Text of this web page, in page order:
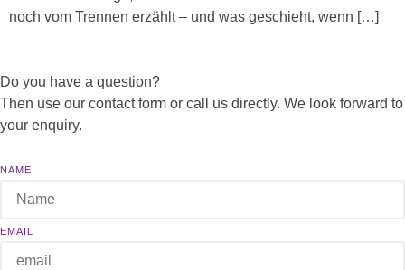
noch vom Trennen erzählt – und was geschieht, wenn […]
Do you have a question?
Then use our contact form or call us directly. We look forward to
your enquiry.
NAME
EMAIL